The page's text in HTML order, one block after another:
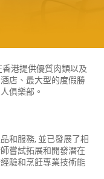
港提供優質肉類以及
店、最大型的度假勝
俱樂部。
和服務, 並已發展了相
嘗試拓展和開發潛在
驗和烹飪專業技術能